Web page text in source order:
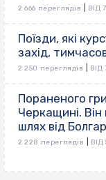
2 666 переглядів ВІД
Поїзди, які
захід,
2 250 переглядів ВІД
Пораненого
Черкащині.
шлях від
2 228 переглядів